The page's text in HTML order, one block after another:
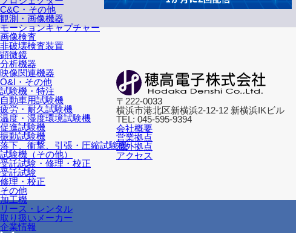
C&C・その他
観測・画像機器
モーションキャプチャー
画像検査
非破壊検査装置
顕微鏡
分析機器
映像関連機器
O&I・その他
試験機・特注
自動車用試験機
疲労・耐久試験機
温度・湿度環境試験機
促進試験機
振動試験機
落下、衝撃、引張・圧縮試験機
試験機（その他）
受託試験・修理・校正
受託試験
修理・校正
その他
加工機
リース・レンタル
取り扱いメーカー
企業情報
〒222-0033
横浜市港北区新横浜2-12-12 新横浜IKビル
TEL: 045-595-9394
会社概要
営業拠点
海外拠点
アクセス